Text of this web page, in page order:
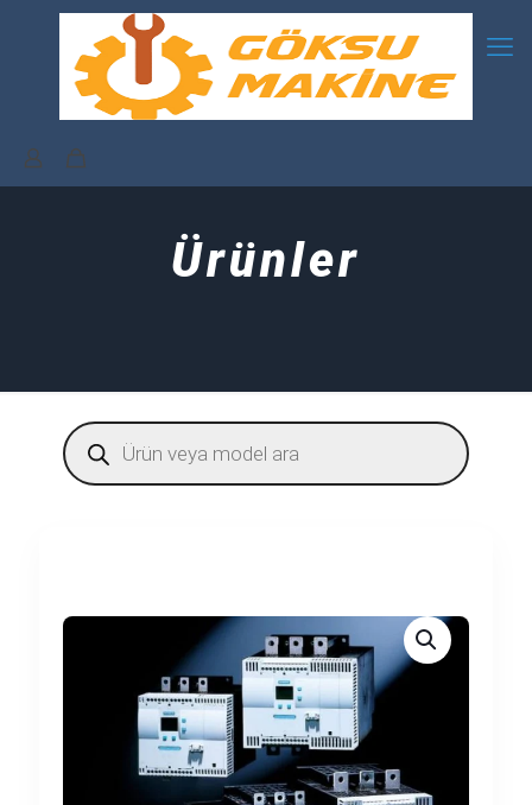
Ürünler
Products
search